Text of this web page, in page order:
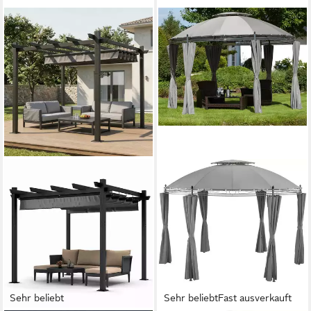
Sehr beliebt Sehr beliebtFast ausverkauft